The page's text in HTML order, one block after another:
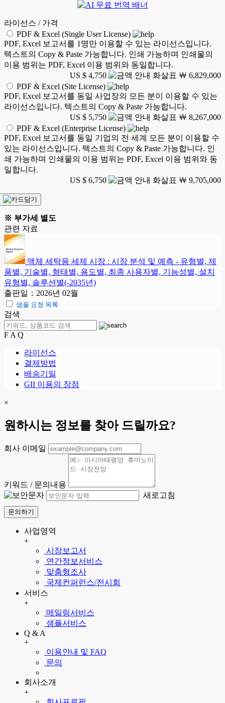
라이선스 / 가격
PDF & Excel (Single User License)
PDF, Excel 보고서를 1명만 이용할 수 있는 라이선스입니다.
텍스트의 Copy & Paste 가능합니다. 인쇄 가능하며 인쇄물의
이용 범위는 PDF, Excel 이용 범위와 동일합니다.
US $ 4,750
￦ 6,829,000
PDF & Excel (Site License)
PDF, Excel 보고서를 동일 사업장의 모든 분이 이용할 수 있는
라이선스입니다. 텍스트의 Copy & Paste 가능합니다.
US $ 5,750
￦ 8,267,000
PDF & Excel (Enterprise License)
PDF, Excel 보고서를 동일 기업의 전 세계 모든 분이 이용할 수
있는 라이선스입니다. 텍스트의 Copy & Paste 가능합니다. 인
쇄 가능하며 인쇄물의 이용 범위는 PDF, Excel 이용 범위와 동
일합니다.
US $ 6,750
￦ 9,705,000
※ 부가세 별도
관련 자료
액체 세탁용 세제 시장 : 시장 분석 및 예측 - 유형별, 제
품별, 기술별, 형태별, 용도별, 최종 사용자별, 기능성별, 설치
유형별, 솔루션별(-2035년)
출판일：2026년 02월
샘플 요청 목록
검색
F A Q
라이선스
결제방법
배송기일
GII 이용의 장점
×
원하시는 정보를 찾아 드릴까요?
회사 이메일
키워드 / 문의내용
새로고침
문의하기
사업영역
+
시장보고서
연간정보서비스
맞춤형조사
국제컨퍼런스/전시회
서비스
+
메일링서비스
샘플서비스
Q & A
+
이용안내 및 FAQ
문의
회사소개
+